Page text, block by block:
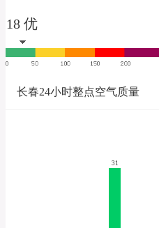
18 优
长春24小时整点空气质量
31